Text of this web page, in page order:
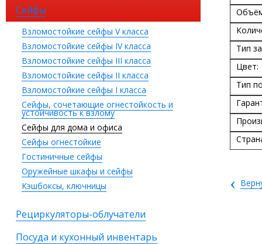
Сейфы
Взломостойкие сейфы V класса
Взломостойкие сейфы IV класса
Взломостойкие сейфы III класса
Взломостойкие сейфы II класса
Взломостойкие сейфы I класса
Сейфы, сочетающие огнестойкость и
устойчивость к взлому
Сейфы для дома и офиса
Сейфы огнестойкие
Гостиничные сейфы
Оружейные шкафы и сейфы
Кэшбоксы, ключницы
Рециркуляторы-облучатели
Посуда и кухонный инвентарь
Тип
Цвет:
Тип
‹